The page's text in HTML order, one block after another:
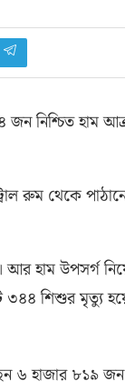
নিশ্চিত হাম
রুম থেকে
হাম উপসর্গ
শিশুর মৃত্যু
৬ হাজার ৮১৯